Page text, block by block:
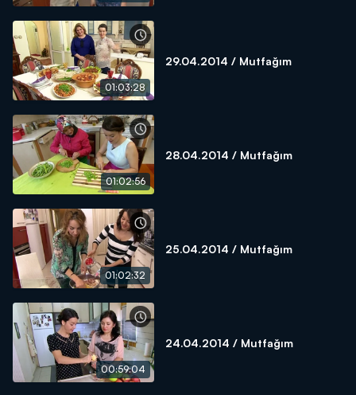
01:03:28
29.04.2014 / Mutfağım
01:02:56
28.04.2014 / Mutfağım
01:02:32
25.04.2014 / Mutfağım
00:59:04
24.04.2014 / Mutfağım